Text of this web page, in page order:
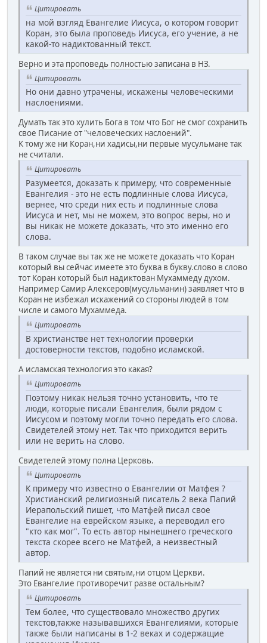
Цитировать
на мой взгляд Евангелие Иисуса, о котором говорит
Коран, это была проповедь Иисуса, его учение, а не
какой-то надиктованный текст.
Верно и эта проповедь полностью записана в НЗ.
Цитировать
Но они давно утрачены, искажены человеческими
наслоениями.
Думать так это хулить Бога в том что Бог не смог сохранить
свое Писание от "человеческих наслоений".
К тому же ни Коран,ни хадисы,ни первые мусульмане так
не считали.
Цитировать
Разумеется, доказать к примеру, что современные
Евангелия - это не есть подлинные слова Иисуса,
вернее, что среди них есть и подлинные слова
Иисуса и нет, мы не можем, это вопрос веры, но и
вы никак не можете доказать, что это именно его
слова.
В таком случае вы так же не можете доказать что Коран
который вы сейчас имеете это буква в букву.слово в слово
тот Коран который был надиктован Мухаммеду духом.
Например Самир Алексеров(мусульманин) заявляет что в
Коран не избежал искажений со стороны людей в том
числе и самого Мухаммеда.
Цитировать
В христианстве нет технологии проверки
достоверности текстов, подобно исламской.
А исламская технология это какая?
Цитировать
Поэтому никак нельзя точно установить, что те
люди, которые писали Евангелия, были рядом с
Иисусом и поэтому могли точно передать его слова.
Свидетелей этому нет. Так что приходится верить
или не верить на слово.
Свидетелей этому полна Церковь.
Цитировать
К примеру что известно о Евангелии от Матфея ?
Христианский религиозный писатель 2 века Папий
Иерапольский пишет, что Матфей писал свое
Евангелие на еврейском языке, а переводил его
"кто как мог". То есть автор нынешнего греческого
текста скорее всего не Матфей, а неизвестный
автор.
Папий не является ни святым,ни отцом Церкви.
Это Евангелие противоречит разве остальным?
Цитировать
Тем более, что существовало множество других
текстов,также называвшихся Евангелиями, которые
также были написаны в 1-2 веках и содержащие